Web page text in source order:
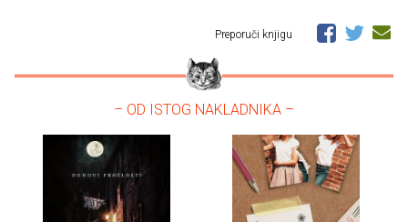
Preporuči knjigu
– OD ISTOG NAKLADNIKA –